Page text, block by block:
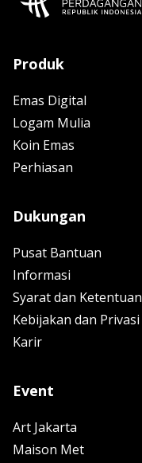
Produk
Emas Digital
Logam Mulia
Koin Emas
Perhiasan
Dukungan
Pusat Bantuan
Informasi
Syarat dan Ketentuan
Kebijakan dan Privasi
Karir
Event
Art Jakarta
Maison Met